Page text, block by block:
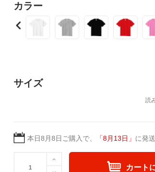
カラー
サイズ
本日8月8日 ご購入で、 「8月13日 」 に発
カート